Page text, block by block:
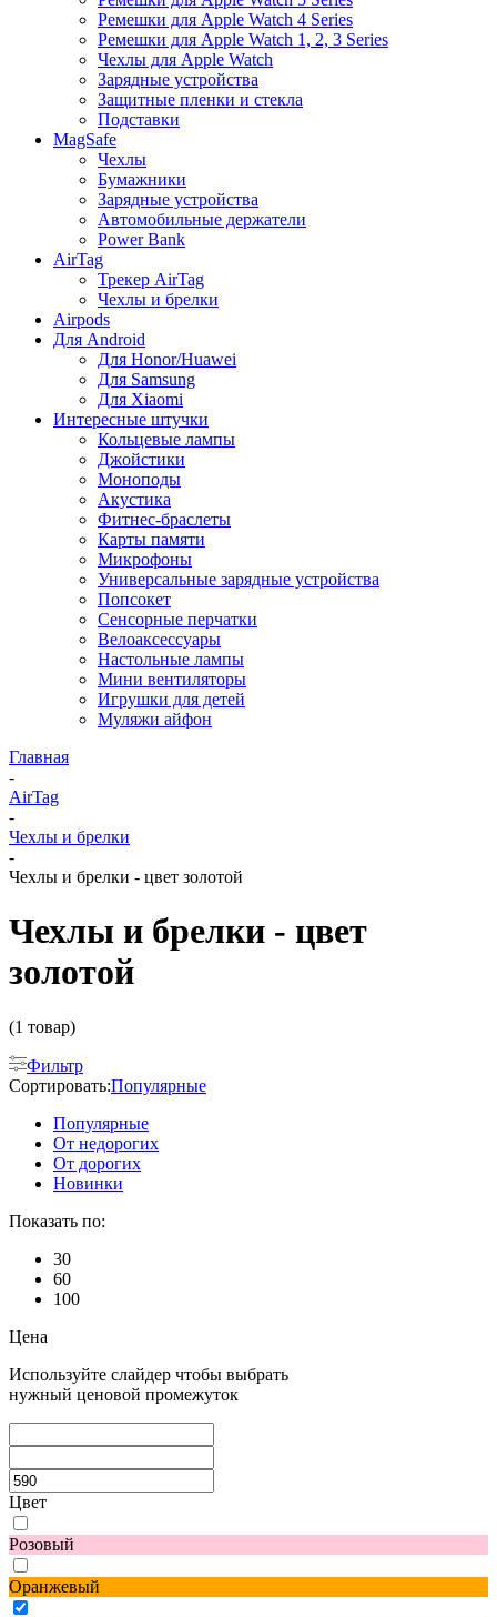
Ремешки для Apple Watch 4 Series
Ремешки для Apple Watch 1, 2, 3 Series
Чехлы для Apple Watch
Зарядные устройства
Защитные пленки и стекла
Подставки
MagSafe
Чехлы
Бумажники
Зарядные устройства
Автомобильные держатели
Power Bank
AirTag
Трекер AirTag
Чехлы и брелки
Airpods
Для Android
Для Honor/Huawei
Для Samsung
Для Xiaomi
Интересные штучки
Кольцевые лампы
Джойстики
Моноподы
Акустика
Фитнес-браслеты
Карты памяти
Микрофоны
Универсальные зарядные устройства
Попсокет
Сенсорные перчатки
Велоаксессуары
Настольные лампы
Мини вентиляторы
Игрушки для детей
Муляжи айфон
Главная
-
AirTag
-
Чехлы и брелки
-
Чехлы и брелки - цвет золотой
Чехлы и брелки - цвет
золотой
(1 товар)
Фильтр
Сортировать:Популярные
Популярные
От недорогих
От дорогих
Новинки
Показать по:
30
60
100
Цена
Используйте слайдер чтобы выбрать
нужный ценовой промежуток
Цвет
Розовый
Оранжевый